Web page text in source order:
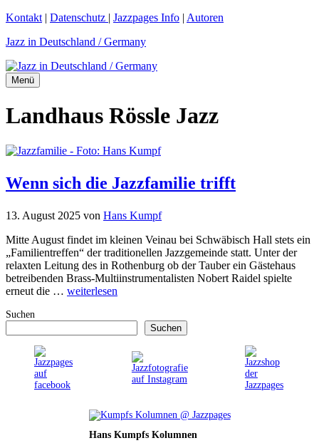
Zum
springen
Kontakt | Datenschutz | Jazzpages Info | Autoren
Jazz in Deutschland / Germany
Menü
Landhaus Rössle Jazz
Wenn sich die Jazzfamilie trifft
13. August 2025 von Hans Kumpf
Mitte August findet im kleinen Veinau bei Schwäbisch Hall stets ein
„Familientreffen“ der traditionellen Jazzgemeinde statt. Unter der
relaxten Leitung des in Rothenburg ob der Tauber ein Gästehaus
betreibenden Brass-Multiinstrumentalisten Nobert Raidel spielte
erneut die … weiterlesen
Suchen
Suchen
Hans Kumpfs Kolumnen